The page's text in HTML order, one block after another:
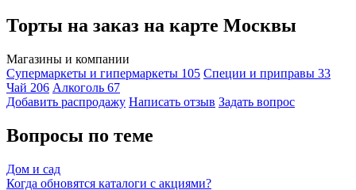
Торты на заказ на карте Москвы
Магазины и компании
Супермаркеты и гипермаркеты 105 Специи и приправы 33
Чай 206 Алкоголь 67
Добавить раcпродажу Написать отзыв Задать вопрос
Вопросы по теме
Дом и сад
Когда обновятся каталоги с акциями?